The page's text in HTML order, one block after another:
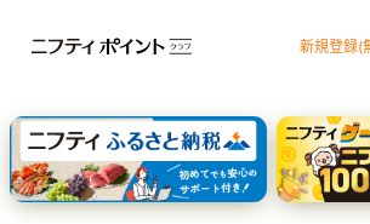
新規登録(
dカード GOLD 三井住友カード ゴールド（NL
【実質初月無料】DMM | Disney+(ディズニープラ
SBI証券 確定拠出年金（iDeCo）